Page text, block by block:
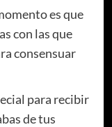
es que
con las que
consensuar
para recibir
de tus